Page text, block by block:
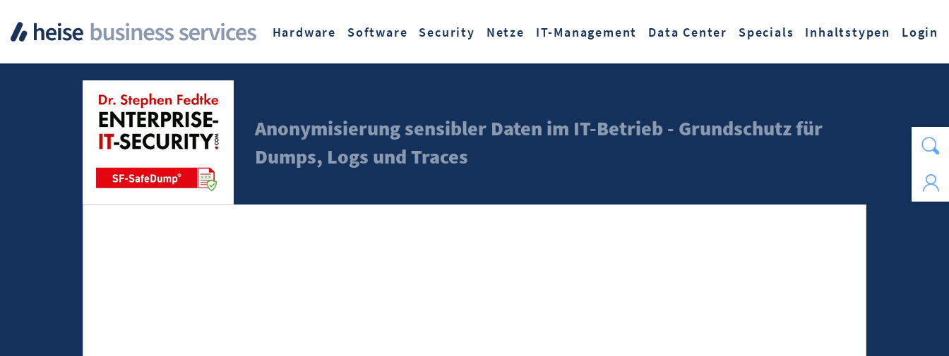
Hardware
Software Security Netze IT-Management Data Center Specials Inhaltstypen Login
Anonymisierung sensibler Daten im IT-Betrieb - Grundschutz für
Dumps, Logs und Traces